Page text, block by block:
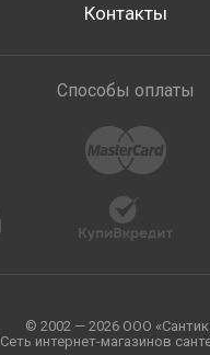
Контакты
Способы оплаты
© 2002 — 2026 ООО
Сеть интернет-магазинов